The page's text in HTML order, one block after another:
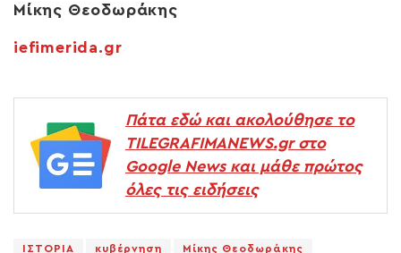
Μίκης Θεοδωράκης
iefimerida.gr
Πάτα εδώ και ακολούθησε το
TILEGRAFIMANEWS.gr στο
Google News και μάθε πρώτος
όλες τις ειδήσεις
ΙΣΤΟΡΙΑ κυβέρνηση Μίκης Θεοδωράκης